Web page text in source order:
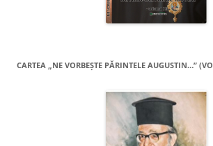
CARTEA „NE VORBEŞTE PĂRINTELE AUGUSTIN…”